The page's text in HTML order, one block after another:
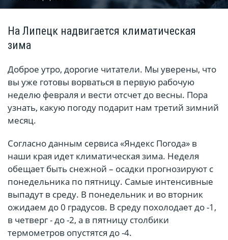
На Липецк надвигается климатическая
зима
Доброе утро, дорогие читатели. Мы уверены, что
вы уже готовы ворваться в первую рабочую
неделю февраля и вести отсчет до весны. Пора
узнать, какую погоду подарит нам третий зимний
месяц.
Согласно данным сервиса «Яндекс Погода» в
наши края идет климатическая зима. Неделя
обещает быть снежной – осадки прогнозируют с
понедельника по пятницу. Самые интенсивные
выпадут в среду. В понедельник и во вторник
ожидаем до 0 градусов. В среду похолодает до -1,
в четверг - до -2, а в пятницу столбики
термометров опустятся до -4.